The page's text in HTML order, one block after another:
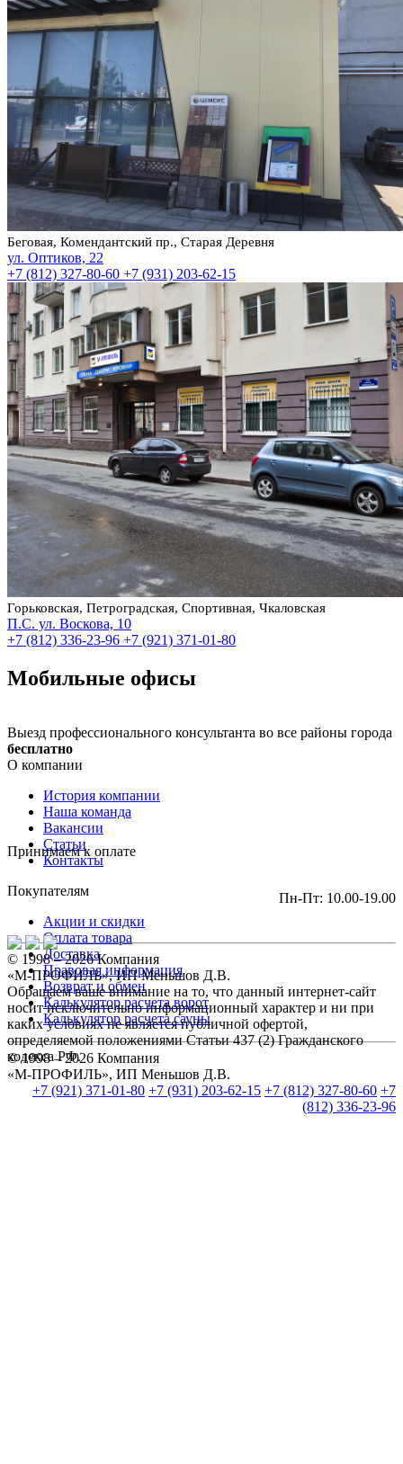
Беговая, Комендантский пр., Старая Деревня
ул. Оптиков, 22
+7 (812) 327-80-60 +7 (931) 203-62-15
Горьковская, Петроградская, Спортивная, Чкаловская
П.С. ул. Воскова, 10
+7 (812) 336-23-96 +7 (921) 371-01-80
Мобильные офисы
Выезд профессионального консультанта во все районы города
бесплатно
О компании
История компании
Наша команда
Вакансии
Статьи
Контакты
Покупателям
Акции и скидки
Оплата товара
Доставка
Правовая информация
Возврат и обмен
Калькулятор расчета ворот
Калькулятор расчета сауны
© 1998 – 2026 Компания
«М-ПРОФИЛЬ», ИП Меньшов Д.В.
+7 (921) 371-01-80 +7 (931) 203-62-15 +7 (812) 327-80-60 +7
(812) 336-23-96
Принимаем к оплате
Пн-Пт: 10.00-19.00
© 1998 – 2026 Компания
«М-ПРОФИЛЬ», ИП Меньшов Д.В.
Обращаем ваше внимание на то, что данный интернет-сайт
носит исключительно информационный характер и ни при
каких условиях не является публичной офертой,
определяемой положениями Статьи 437 (2) Гражданского
кодекса РФ.